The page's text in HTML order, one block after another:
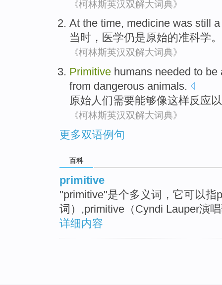
《柯林斯英汉双解大词典》
At the time, medicine was still
当时 ， 医学仍是原始的准科学。
《柯林斯英汉双解大词典》
Primitive humans needed to be
from dangerous animals.
原始人们需要能够像这样反应以
《柯林斯英汉双解大词典》
更多双语例句
百科
primitive
"primitive"是个多义词，它可以指
词）,primitive（Cyndi Lauper演
详细内容